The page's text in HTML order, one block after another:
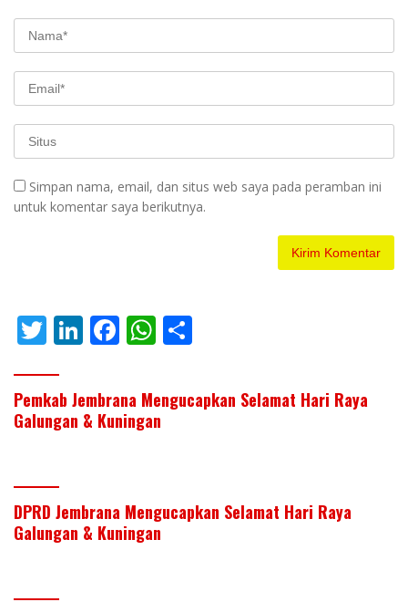
Simpan nama, email, dan situs web saya pada peramban ini
untuk komentar saya berikutnya.
T
itt
er
Li
k
e
F
e
b
k
W
at
s
p
ar
e
Pemkab Jembrana Mengucapkan Selamat Hari Raya
Galungan & Kuningan
DPRD Jembrana Mengucapkan Selamat Hari Raya
Galungan & Kuningan